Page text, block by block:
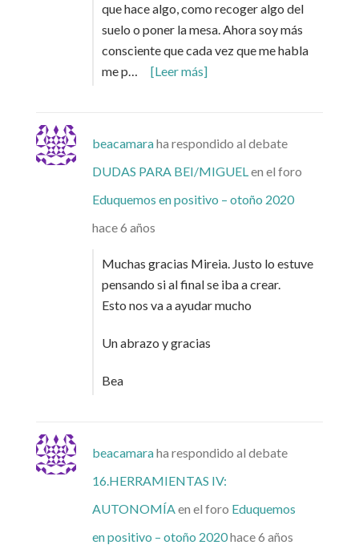
que hace algo, como recoger algo del
suelo o poner la mesa. Ahora soy más
consciente que cada vez que me habla
me p…
[Leer más]
beacamaraha respondido al debate
DUDAS PARA BEI/MIGUELen el foro
Eduquemos en positivo – otoño 2020
hace 6 años
Muchas gracias Mireia. Justo lo estuve
pensando si al final se iba a crear.
Esto nos va a ayudar mucho
Un abrazo y gracias
Bea
beacamaraha respondido al debate
16.HERRAMIENTAS IV:
AUTONOMÍAen el foro Eduquemos
en positivo – otoño 2020hace 6 años